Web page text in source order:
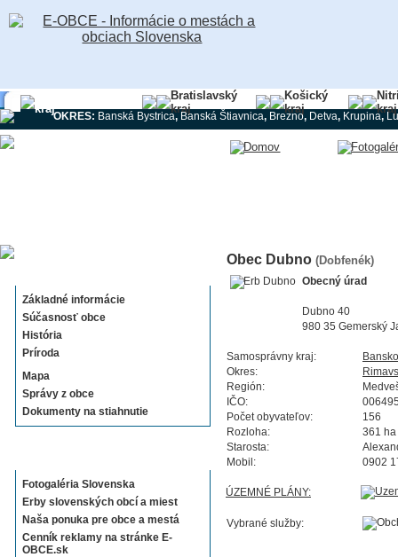
kraj
Bratislavský
kraj
Košický
kraj
kraj
OKRES: Banská Bystrica, Banská Štiavnica, Brezno, Detva, Krupina,
Základné informácie
Súčasnosť obce
História
Príroda
Mapa
Správy z obce
Dokumenty na stiahnutie
Fotogaléria Slovenska
Erby slovenských obcí a miest
Naša ponuka pre obce a mestá
Cenník reklamy na stránke E-
OBCE.sk
Obec Dubno (Dobfenék)
Obecný úrad
Dubno 40
980 35 Gemerský
Samosprávny kraj:
Okres:
Región:
IČO:
Počet obyvateľov:
156
Rozloha:
361 ha
Starosta:
Mobil:
0902
ÚZEMNÉ PLÁNY:
Vybrané služby: